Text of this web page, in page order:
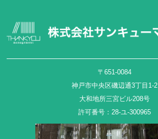
〒651-0084
神戸市中央区磯辺通3丁目1-2
大和地所三宮ビル208号
許可番号：28-ユ-300965